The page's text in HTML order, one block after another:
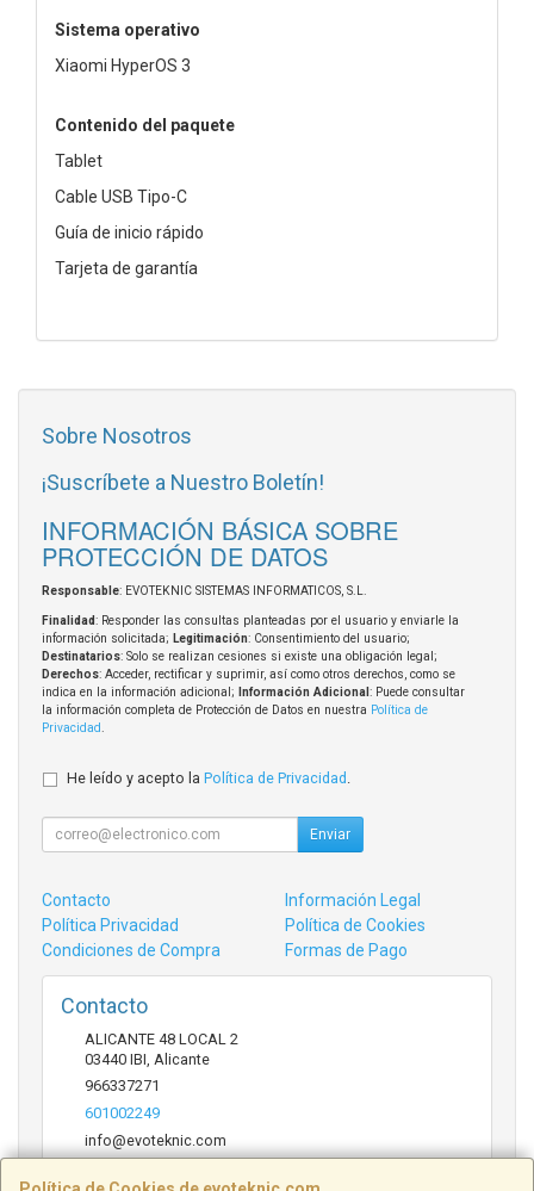
Sistema operativo
Xiaomi HyperOS 3
Contenido del paquete
Tablet
Cable USB Tipo-C
Guía de inicio rápido
Tarjeta de garantía
Sobre Nosotros
¡Suscríbete a Nuestro Boletín!
INFORMACIÓN BÁSICA SOBRE
PROTECCIÓN DE DATOS
Responsable: EVOTEKNIC SISTEMAS INFORMATICOS, S.L.
Finalidad: Responder las consultas planteadas por el usuario y enviarle la
información solicitada; Legitimación: Consentimiento del usuario;
Destinatarios: Solo se realizan cesiones si existe una obligación legal;
Derechos: Acceder, rectificar y suprimir, así como otros derechos, como se
indica en la información adicional;
Información Adicional : Puede consultar
la información completa de Protección de Datos en nuestra Política de
Privacidad
He leído y acepto la Política de Privacidad
Enviar
Contacto
Información Legal
Política Privacidad
Política de Cookies
Condiciones de Compra
Formas de Pago
Contacto
ALICANTE 48 LOCAL 2
03440 IBI Alicante
966337271
601002249
info@evoteknic.com